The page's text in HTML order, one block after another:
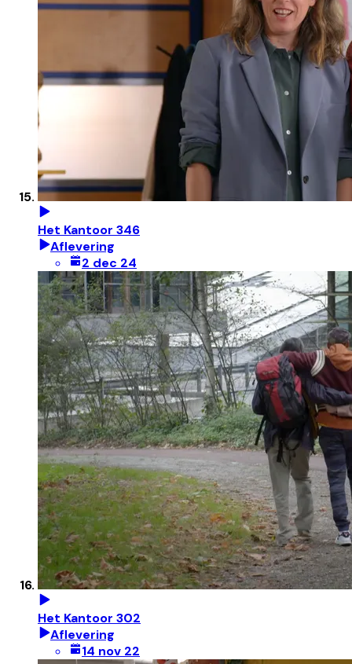
Het Kantoor 346
Aflevering
2 dec 24
Het Kantoor 302
Aflevering
14 nov 22